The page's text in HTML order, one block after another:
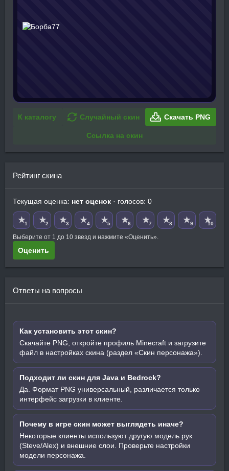
К каталогу Случайный скин Скачать PNG
Ссылка на скин
Рейтинг скина
Текущая оценка: нет оценок · голосов: 0
★1 ★2 ★3 ★4 ★5 ★6 ★7 ★8 ★9 ★10
Выберите от 1 до 10 звезд и нажмите «Оценить».
Оценить
Ответы на вопросы
Как установить этот скин?
Скачайте PNG, откройте профиль Minecraft и загрузите
файл в настройках скина (раздел «Скин персонажа»).
Подходит ли скин для Java и Bedrock?
Да. Формат PNG универсальный, различается только
интерфейс загрузки в клиенте.
Почему в игре скин может выглядеть иначе?
Некоторые клиенты используют другую модель рук
(Steve/Alex) и внешние слои. Проверьте настройки
модели персонажа.